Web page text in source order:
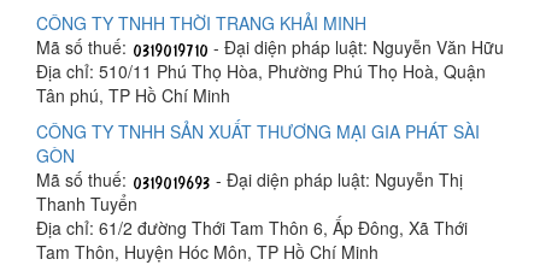
CÔNG TY TNHH THỜI TRANG KHẢI MINH
Mã số thuế:
- Đại diện pháp luật: Nguyễn Văn Hữu
Địa chỉ: 510/11 Phú Thọ Hòa, Phường Phú Thọ Hoà, Quận
Tân phú, TP Hồ Chí Minh
CÔNG TY TNHH SẢN XUẤT THƯƠNG MẠI GIA PHÁT SÀI
GÒN
Mã số thuế:
- Đại diện pháp luật: Nguyễn Thị
Thanh Tuyển
Địa chỉ: 61/2 đường Thới Tam Thôn 6, Ấp Đông, Xã Thới
Tam Thôn, Huyện Hóc Môn, TP Hồ Chí Minh